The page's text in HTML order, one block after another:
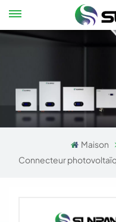
Maison
Connecteur